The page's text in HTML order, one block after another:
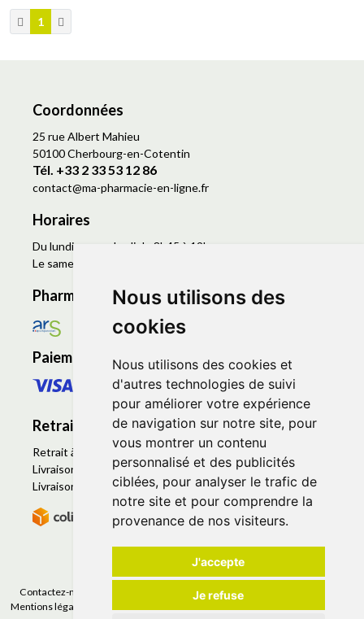
Nous utilisons des
cookies
Nous utilisons des cookies et
d'autres technologies de suivi
pour améliorer votre expérience
de navigation sur notre site, pour
vous montrer un contenu
personnalisé et des publicités
ciblées, pour analyser le trafic de
notre site et pour comprendre la
provenance de nos visiteurs.
J'accepte
Je refuse
1
Coordonnées
25 rue Albert Mahieu
50100 Cherbourg-en-Cotentin
Tél. +33 2 33 53 12 86
contact@ma-pharmacie-en-ligne.fr
Horaires
Du lundi au vendredi de 8h45 à 19h
Le samedi de 9h à 19h
Pharmacie en ligne agréée
Paiement sécurisé
Retrait - Livraison
Retrait à la pharmacie - Click & Collect
Livraison en Point Relais
Livraison à domicile
Contactez-nous | Déclarer un effet indésirable
Mentions légales